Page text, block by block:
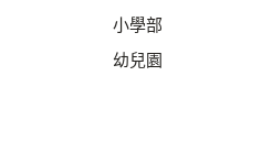
小學部
幼兒園